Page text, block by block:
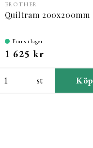
BROTHER
Quiltram 200x200mm
Finns i lager
1 625 kr
st Köp